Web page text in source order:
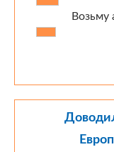
Возьму